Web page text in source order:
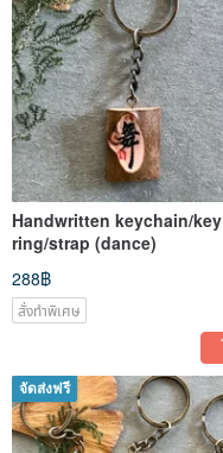
Handwritten keychain/key
ring/strap (dance)
288฿
สั่งทำพิเศษ
จัดส่งฟรี